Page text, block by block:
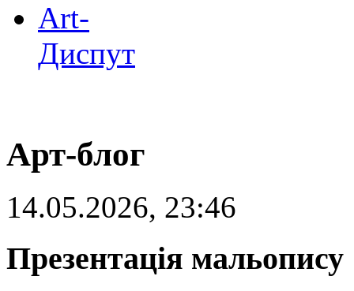
Art-
Диспут
Арт-блог
14.05.2026, 23:46
Презентація